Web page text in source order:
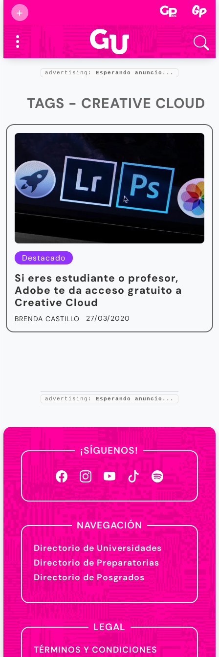
+
Supermamás
2025
Marcas de
confianza
Foro salud
advertising: Esperando anuncio...
TAGS - CREATIVE CLOUD
Destacado
Si eres estudiante o profesor,
Adobe te da acceso gratuito a
Creative Cloud
BRENDA CASTILLO 27/03/2020
advertising: Esperando anuncio...
¡SÍGUENOS!
NAVEGACIÓN
Directorio de Universidades
Directorio de Preparatorias
Directorio de Posgrados
LEGAL
TÉRMINOS Y CONDICIONES